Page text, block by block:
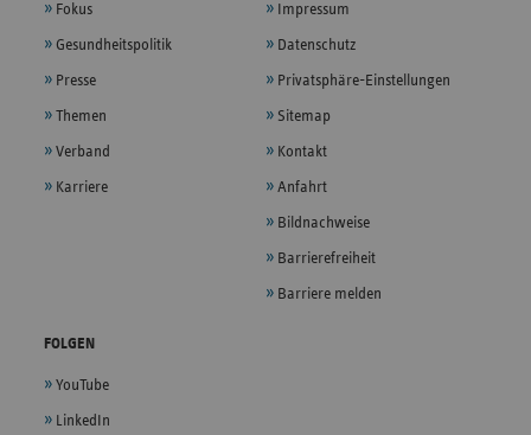
Fokus
Gesundheitspolitik
Presse
Themen
Verband
Karriere
Impressum
Datenschutz
Privatsphäre-Einstellungen
Sitemap
Kontakt
Anfahrt
Bildnachweise
Barrierefreiheit
Barriere melden
FOLGEN
YouTube
LinkedIn